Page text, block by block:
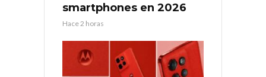
smartphones en 2026
Hace 2 horas